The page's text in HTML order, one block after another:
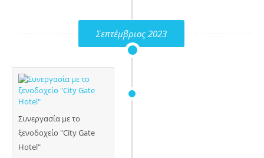
Σεπτέμβριος 2023
Συνεργασία με τo
ξενοδοχείο "City Gate
Hotel"